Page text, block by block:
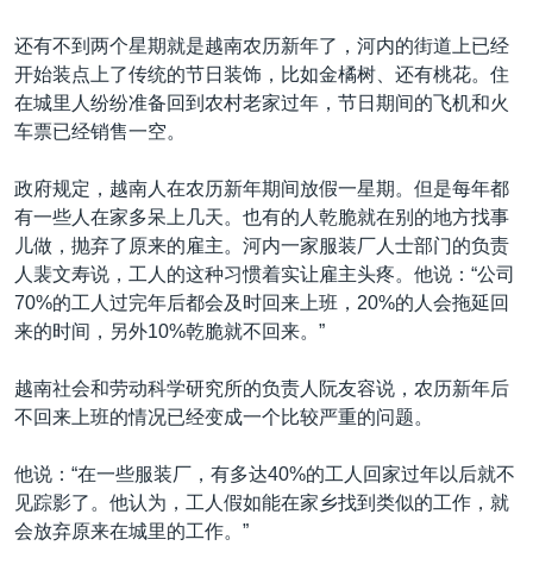
跳
转
检
欧洲
非洲
美洲
全球议题
科教·文娱·体健
军事
劳工
环境
白宫要闻
国会报道
美中关系
美国建国250周年
埃博拉疫情
美国之音专访
重要讲话与声明
南中国海争端
关注新疆
GEN Z 看美国
VOA视频
VOA今日焦点
中文广播
关注我们
还有不到两个星期就是越南农历新年了，河内的街道上已经
开始装点上了传统的节日装饰，比如金橘树、还有桃花。住
在城里人纷纷准备回到农村老家过年，节日期间的飞机和火
车票已经销售一空。
政府规定，越南人在农历新年期间放假一星期。但是每年都
有一些人在家多呆上几天。也有的人乾脆就在别的地方找事
儿做，抛弃了原来的雇主。河内一家服装厂人士部门的负责
人裴文寿说，工人的这种习惯着实让雇主头疼。他说：“公司
70%的工人过完年后都会及时回来上班，20%的人会拖延回
来的时间，另外10%乾脆就不回来。”
越南社会和劳动科学研究所的负责人阮友容说，农历新年后
不回来上班的情况已经变成一个比较严重的问题。
他说：“在一些服装厂，有多达40%的工人回家过年以后就不
见踪影了。他认为，工人假如能在家乡找到类似的工作，就
会放弃原来在城里的工作。”